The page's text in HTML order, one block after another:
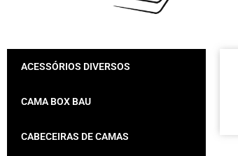
ACESSÓRIOS DIVERSOS
CAMA BOX BAU
CABECEIRAS DE CAMAS